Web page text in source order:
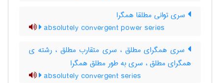
سری توانی مطلقا همگرا
absolutely convergent power series
سری همگرای مطلق ، سری متقارب مطلق ، رشته ی
همگرای مطلق ، سری به طور مطلق همگرا
absolutely convergent series